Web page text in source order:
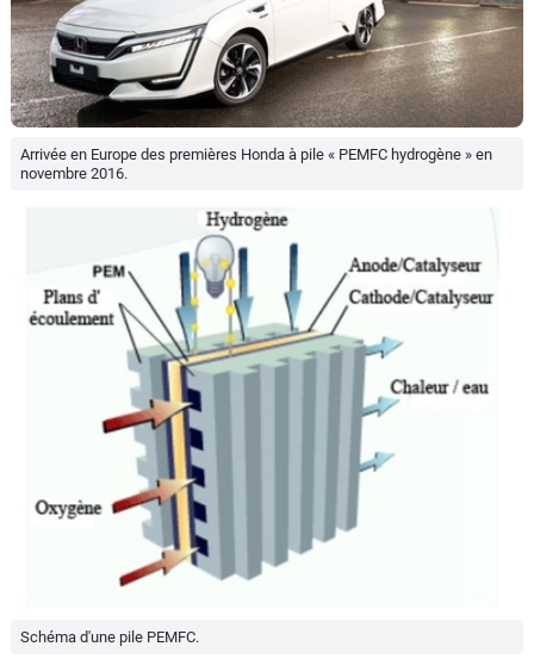
Arrivée en Europe des premières Honda à pile « PEMFC hydrogène » en
novembre 2016.
Schéma d'une pile PEMFC.